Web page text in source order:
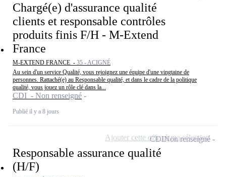
Chargé(e) d'assurance qualité
clients et responsable contrôles
produits finis F/H - M-Extend
France
M-EXTEND FRANCE - 35 - ACIGNÉ
Au sein d'un service Qualité, vous rejoignez une équipe d'une vingtaine de
personnes. Rattaché(e) au Responsable qualité, et dans le cadre de la politique
qualité, vous jouez un rôle clé dans la...
CDI - Non renseigné
Publié il y a 8 jours
Responsable assurance qualité
(H/F)
CDINon renseigné
Ajouter cette offre à ma sélection